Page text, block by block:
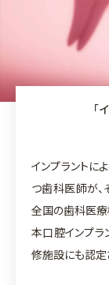
「
インプラントに
つ歯科医師が、
全国の歯科医療
本口腔インプラ
修施設にも認定